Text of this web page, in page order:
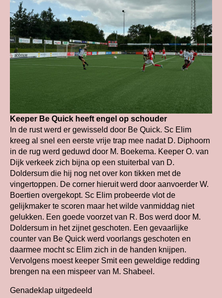
Keeper Be Quick heeft engel op schouder
In de rust werd er gewisseld door Be Quick. Sc Elim
kreeg al snel een eerste vrije trap mee nadat D. Diphoorn
in de rug werd geduwd door M. Boekema. Keeper O. van
Dijk verkeek zich bijna op een stuiterbal van D.
Doldersum die hij nog net over kon tikken met de
vingertoppen. De corner hieruit werd door aanvoerder W.
Boertien overgekopt. Sc Elim probeerde vlot de
gelijkmaker te scoren maar het wilde vanmiddag niet
gelukken. Een goede voorzet van R. Bos werd door M.
Doldersum in het zijnet geschoten. Een gevaarlijke
counter van Be Quick werd voorlangs geschoten en
daarmee mocht sc Elim zich in de handen knijpen.
Vervolgens moest keeper Smit een geweldige redding
brengen na een mispeer van M. Shabeel.
Genadeklap uitgedeeld